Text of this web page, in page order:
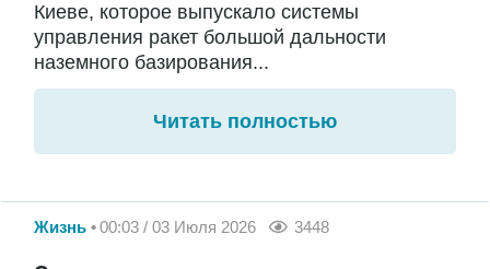
Киеве, которое выпускало системы
управления ракет большой дальности
наземного базирования...
Читать полностью
Жизнь 00:03 / 03 Июля 2026 3448